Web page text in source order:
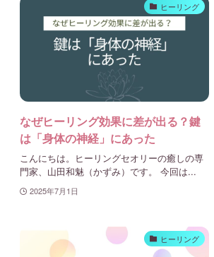
ヒーリング
なぜヒーリング効果に差が出る？鍵
は「身体の神経」にあった
こんにちは。ヒーリングセオリーの癒しの専
門家、山田和魅（かずみ）です。 今回は...
2025年7月1日
ヒーリング